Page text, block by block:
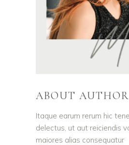
ABOUT AUTHOR
Itaque earum rerum hic
delectus, ut aut reiciendis
maiores alias consequatur